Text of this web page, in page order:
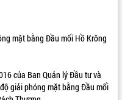
mặt bằng Đầu mối Hồ Krông
của Ban Quản lý Đầu tư và
giải phóng mặt bằng Đầu mối